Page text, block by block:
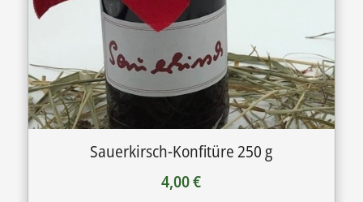
Sauerkirsch-Konfitüre 250 g
4,00€